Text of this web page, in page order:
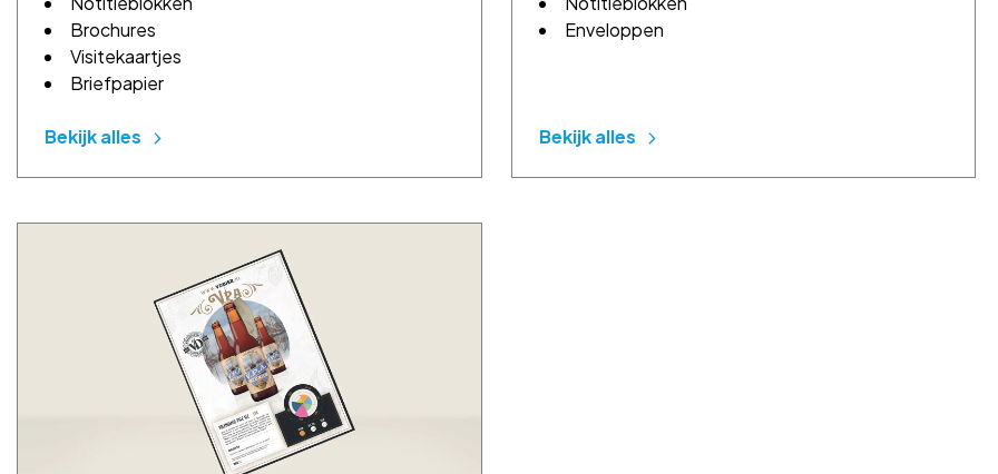
Brochures
Visitekaartjes
Briefpapier
Bekijk alles
Enveloppen
Bekijk alles